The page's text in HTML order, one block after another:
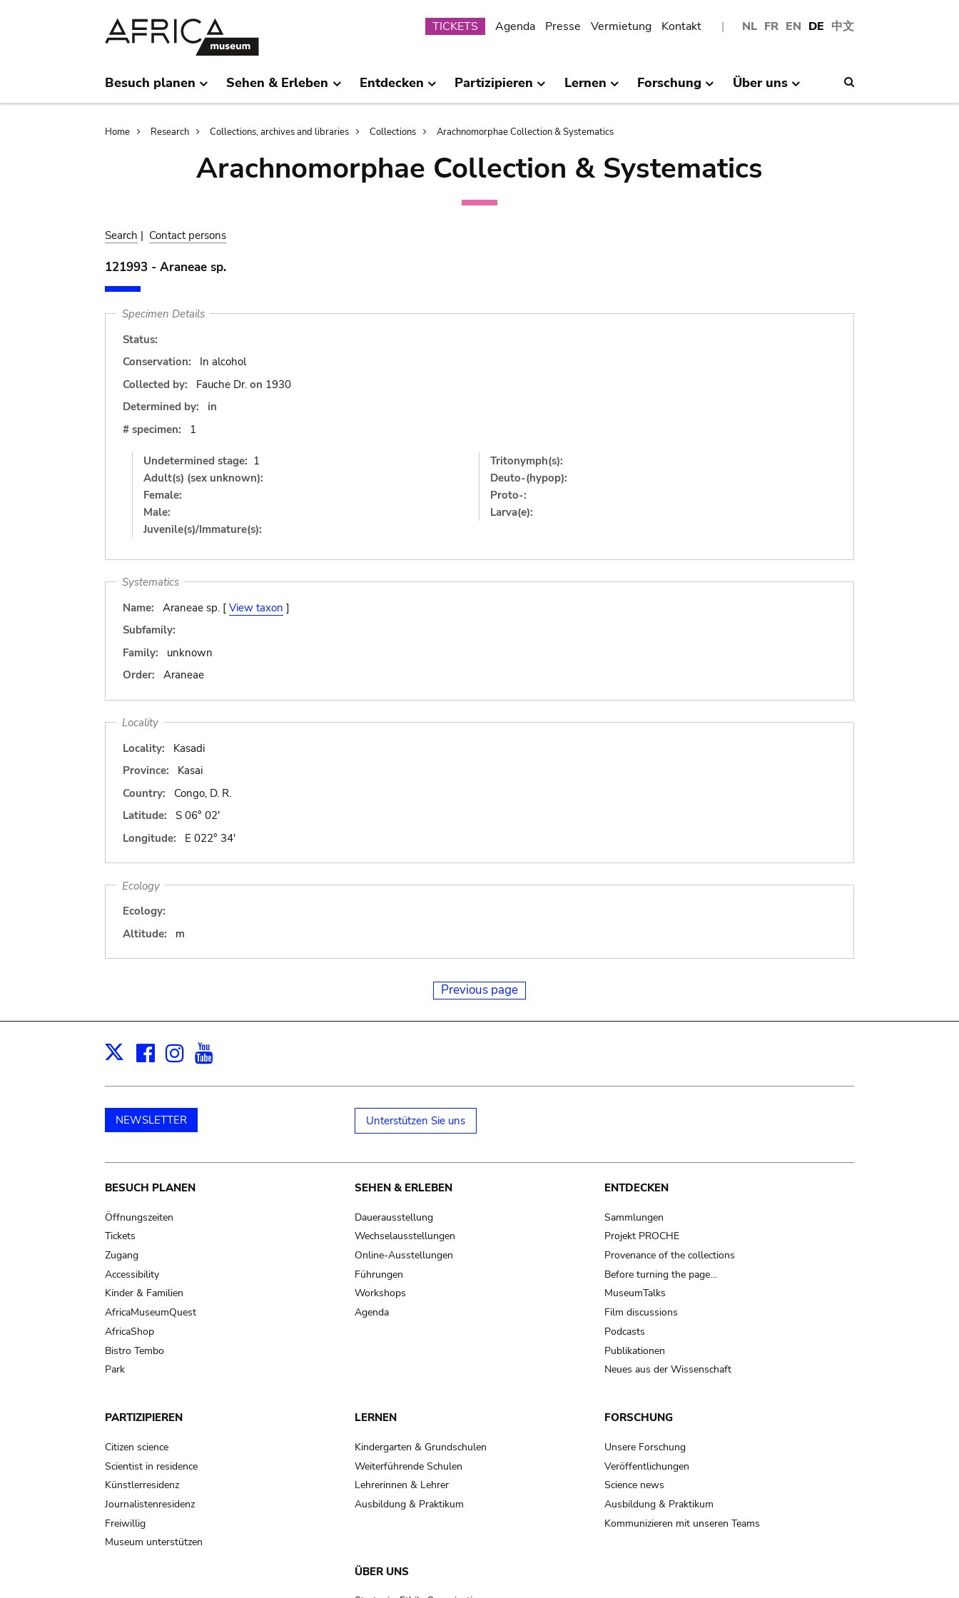
NL FR EN DE 中文
Submenu
TICKETS Agenda Presse Vermietung Kontakt
Besuch planen Sehen & Erleben Entdecken Partizipieren Lernen Forschung Über uns
Breadcrumb
Home Research Collections, archives and libraries Collections Arachnomorphae Collection & Systematics
Arachnomorphae Collection & Systematics
Search | Contact persons
121993 - Araneae sp.
Specimen Details
Status:
Conservation:
In alcohol
Collected by:
Fauche Dr. on 1930
Determined by:
in
# specimen:
1
Undetermined stage: 1
Adult(s) (sex unknown):
Female:
Male:
Juvenile(s)/Immature(s):
Tritonymph(s):
Deuto-(hypop):
Proto-:
Larva(e):
Systematics
Name:
Araneae sp. [ View taxon ]
Subfamily:
Family:
unknown
Order:
Araneae
Locality
Locality:
Kasadi
Province:
Kasai
Country:
Congo, D. R.
Latitude:
S 06° 02'
Longitude:
E 022° 34'
Ecology
Ecology:
Altitude:
m
Previous page
X Facebook
Instagram
NEWSLETTER Unterstützen Sie uns
Main
navigation
BESUCH PLANEN
Öffnungszeiten
Tickets
Zugang
Accessibility
Kinder & Familien
AfricaMuseumQuest
AfricaShop
Bistro Tembo
Park
SEHEN & ERLEBEN
Dauerausstellung
Wechselausstellungen
Online-Ausstellungen
Führungen
Workshops
Agenda
ENTDECKEN
Sammlungen
Projekt PROCHE
Provenance of the collections
Before turning the page…
MuseumTalks
Film discussions
Podcasts
Publikationen
Neues aus der Wissenschaft
PARTIZIPIEREN
Citizen science
Scientist in residence
Künstlerresidenz
Journalistenresidenz
Freiwillig
Museum unterstützen
LERNEN
Kindergarten & Grundschulen
Weiterführende Schulen
Lehrerinnen & Lehrer
Ausbildung & Praktikum
FORSCHUNG
Unsere Forschung
Veröffentlichungen
Science news
Ausbildung & Praktikum
Kommunizieren mit unseren Teams
ÜBER UNS